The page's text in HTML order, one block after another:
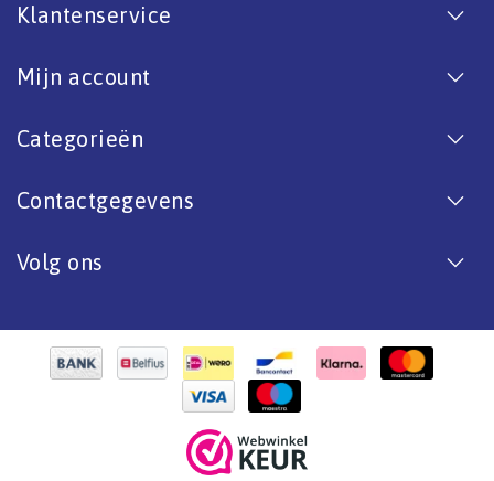
Klantenservice
Mijn account
Categorieën
Contactgegevens
Volg ons